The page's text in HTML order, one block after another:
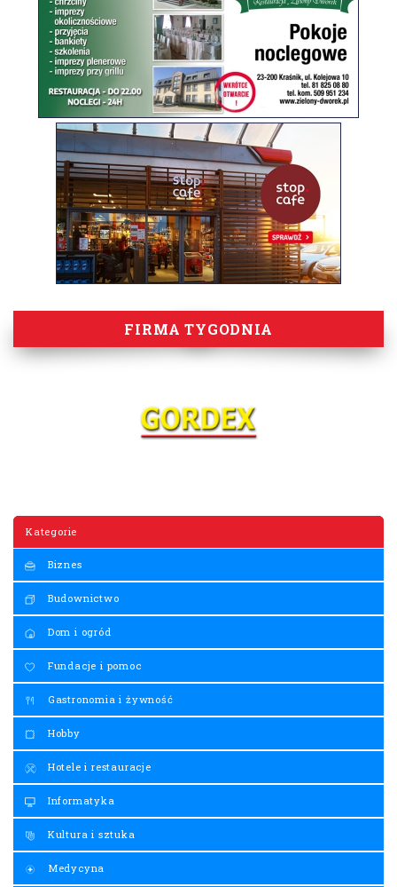
FIRMA TYGODNIA
Kategorie
Biznes
Budownictwo
Dom i ogród
Fundacje i pomoc
Gastronomia i żywność
Hobby
Hotele i restauracje
Informatyka
Kultura i sztuka
Medycyna